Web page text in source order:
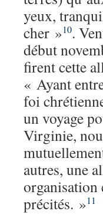
yeux,
cher »10.
début
firent cette
« Ayant
foi
un voyage
Virginie,
autres, une
organisation
précités. »11